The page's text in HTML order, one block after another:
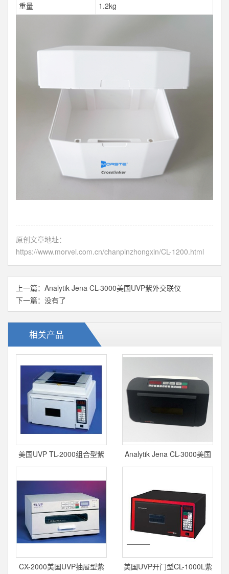
重量
1.2kg
原创文章地址：
https://www.morvel.com.cn/chanpinzhongxin/CL-1200.html
上一篇： Analytik Jena CL-3000美国UVP紫外交联仪
下一篇：没有了
相关产品
美国UVP TL-2000组合型紫
外交联仪
Analytik Jena CL-3000美国
UVP紫外交联
CX-2000美国UVP抽屉型紫
美国UVP开门型CL-1000L紫